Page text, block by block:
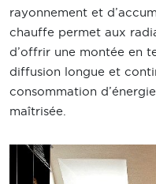
rayonnement et
chauffe permet aux
d’offrir une montée en
diffusion longue et
consommation
maîtrisée.